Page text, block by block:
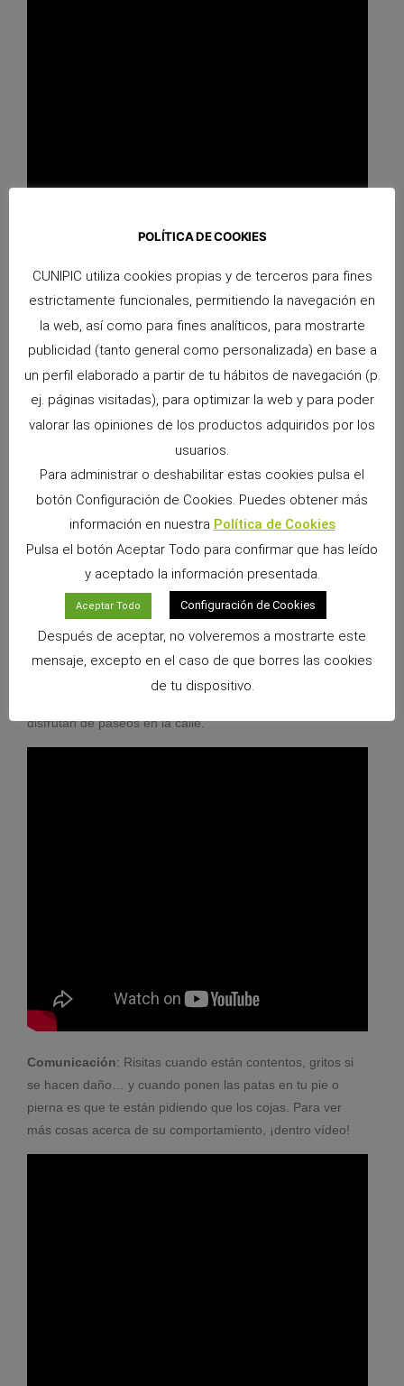
Morder: Pequeñas mordidas pueden suceder en un hurón
joven, pero un hurón bien socializado nunca debería
este hecho. Para ver cómo:
: Los hurones necesitan tiempo para correr fuera
disfrutan de paseos en la calle.
Comunicación: Risitas cuando están contentos, gritos si
se hacen daño… y cuando ponen las patas en tu pie o
pierna es que te están pidiendo que los cojas. Para ver
más cosas acerca de su comportamiento, ¡dentro vídeo!
POLÍTICA DE COOKIES
CUNIPIC utiliza cookies propias y de terceros para fines
estrictamente funcionales, permitiendo la navegación en
la web, así como para fines analíticos, para mostrarte
publicidad (tanto general como personalizada) en base a
un perfil elaborado a partir de tu hábitos de navegación (p.
ej. páginas visitadas), para optimizar la web y para poder
valorar las opiniones de los productos adquiridos por los
usuarios.
Para administrar o deshabilitar estas cookies pulsa el
botón Configuración de Cookies. Puedes obtener más
información en nuestra Política de Cookies
Pulsa el botón Aceptar Todo para confirmar que has leído
y aceptado la información presentada.
Aceptar Todo Configuración de Cookies
Después de aceptar, no volveremos a mostrarte este
mensaje, excepto en el caso de que borres las cookies
de tu dispositivo.